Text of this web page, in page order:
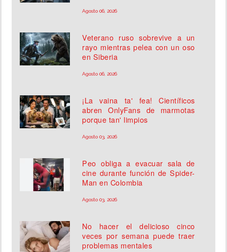
Agosto 06, 2026
Veterano ruso sobrevive a un
rayo mientras pelea con un oso
en Siberia
Agosto 06, 2026
¡La vaina ta' fea! Científicos
abren OnlyFans de marmotas
porque tan' limpios
Agosto 03, 2026
Peo obliga a evacuar sala de
cine durante función de Spider-
Man en Colombia
Agosto 03, 2026
No hacer el delicioso cinco
veces por semana puede traer
problemas mentales